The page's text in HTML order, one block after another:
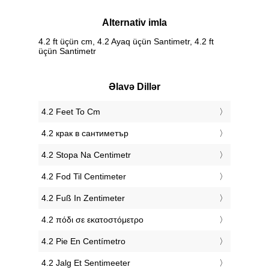
Alternativ imla
4.2 ft üçün cm, 4.2 Ayaq üçün Santimetr, 4.2 ft
üçün Santimetr
Əlavə Dillər
‎4.2 Feet To Cm
‎4.2 крак в сантиметър
‎4.2 Stopa Na Centimetr
‎4.2 Fod Til Centimeter
‎4.2 Fuß In Zentimeter
‎4.2 πόδι σε εκατοστόμετρο
‎4.2 Pie En Centímetro
‎4.2 Jalg Et Sentimeeter